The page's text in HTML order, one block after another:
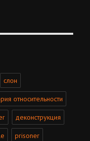
слон
относительности
деконструкция
prisoner